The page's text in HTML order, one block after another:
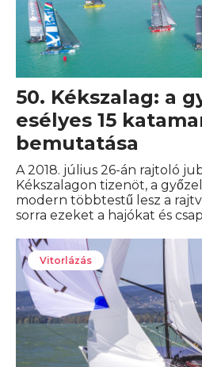
50. Kékszalag: a
esélyes 15
bemutatása
A 2018. július 26-án rajtoló
Kékszalagon tizenöt, a
modern többtestű lesz a
sorra ezeket a hajókat és
Vitorlázás